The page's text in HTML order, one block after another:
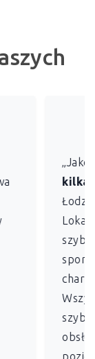
„Jako
Łodzi)
Lokal